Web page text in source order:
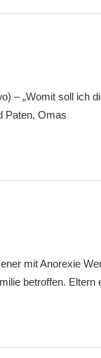
– „Womit soll ich
Paten, Omas
mit Anorexie
betroffen. Eltern